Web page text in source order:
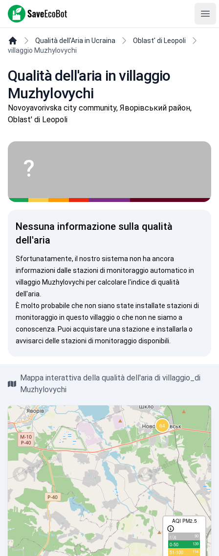
SaveEcoBot
Qualità dell'Aria in Ucraina
Oblast' di Leopoli
villaggio Muzhylovychi
Qualità dell'aria in villaggio
Muzhylovychi
Novoyavorivska city community, Яворівський район,
Oblast' di Leopoli
?
Nessuna informazione sulla qualità
dell'aria
Sfortunatamente, il nostro sistema non ha ancora
informazioni dalle stazioni di monitoraggio automatico in
villaggio Muzhylovychi per calcolare l'indice di qualità
dell'aria.
È molto probabile che non siano state installate stazioni di
monitoraggio in questo villaggio o che non ne siamo a
conoscenza. Puoi acquistare una stazione e installarla o
avvisarci delle stazioni di monitoraggio disponibili.
Mappa interattiva della qualità dell'aria di villaggio_di
Muzhylovychi
AQI PM2.5
с/д 90
0-50 139
51-100 114